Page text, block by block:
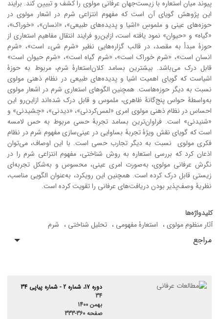
پیوند میان استعاره با زیست‌جهان عرفانی مولوی را کشف و تبیین کند. برایند
این پژوهش گویای آن است که مفهوم انتزاعی شرم در اشعار مولوی در
حوزه‌های عینی و ملموسِ «اشیا و پدیده‌های طبیعی»، «انسان»، «خوراک»،
«گیاه» و «حیوان» نمود یافته ‌است، ازاین‌رو فرایند انتقال مفاهیم استعاری از
حوزۀ مبدأ به مقصد، در قالب گزاره‌هایی نظیر «شرم شیء است»، «شرم
انسان است»، «شرم خوراک است»، «شرم گیاه است»، «شرم حیوان است»
قابل درک می‌باشد. بیشترین بسامد کلان‌استعارۀ شرم، مربوط به حوزۀ
اشیاست که گویای اهمیت اشیا و پدیده‌های طبیعی در نظام ذهنی مولوی
نسبت به دیگر حوزه‌هاست. همچنین الگوهای استعاری شرم در اشعار مولوی
به‌واسطۀ حواس پنج‌گانۀ ظاهری، ملموس و قابل درک شده‌اند ازاین‌رو این
احساس در نظام ذهنی مولوی امری «لمس‌کردنی»، «دیدنی»، «چشیدنی» و
«شنیدنی» است. فراوان‌ترین بسامد تجربۀ حسی مربوط به حس لامسه
است که گویای نقش ویژۀ تجربۀ بساوایی در عینی‌سازی مفهوم شرم در نظام
فکری مولوی نسبت به دیگر تجارب حسی است. با این ‌اوصاف، می‌توان
اذعان کرد که بررسی استعاره به روش شناختی، مفهوم انتزاعی شرم را در
نگرش عرفانی مولوی، به‌صورت امری عینی، محسوس و به‌شکل تجربه‌ای
زیستی قابل درک کرده‌ است. همچنین این رویکرد، به‌عنوان الگویی مناسب،
نظریۀ وصف‌پذیر بودن دریافت‌های عرفانی را تقویت کرده‌ است.
کلیدواژه‌ها
آثار منظوم مولوی
استعارۀ مفهومی تحلیل شناختی شرم
مراجع
دوره 17، شماره 2 - شماره پیاپی 34
34
بهمن 1400
صفحه 333-360